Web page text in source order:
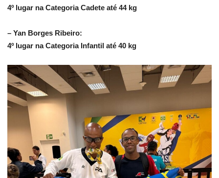
4º lugar na Categoria Cadete até 44 kg
– Yan Borges Ribeiro:
4º lugar na Categoria Infantil até 40 kg